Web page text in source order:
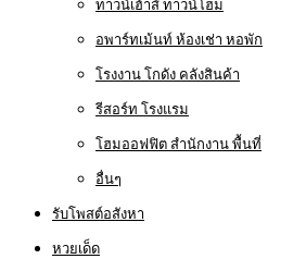
ทาวน์เฮ้าส์ ทาวน์โฮม
อพาร์ทเม้นท์ ห้องเช่า หอพัก
โรงงาน โกดัง คลังสินค้า
รีสอร์ท โรงแรม
โฮมออฟฟิต สำนักงาน พื้นที่
อื่นๆ
รับโพสต์อสังหา
หวยเด็ด